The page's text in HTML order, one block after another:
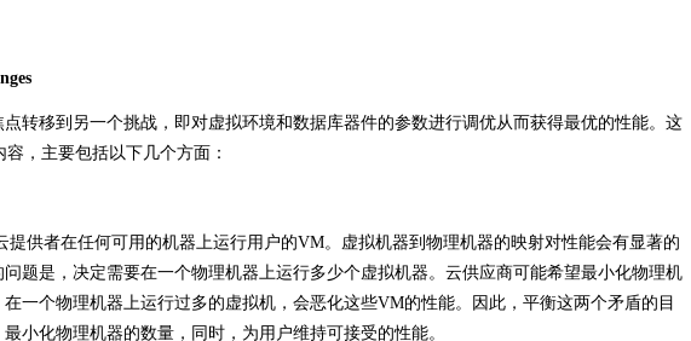
移到另一个挑战，即对虚拟环境和数据库器件的参数进行调优从而获得最优的性能。这
，主要包括以下几个方面：
者在任何可用的机器上运行用户的VM。虚拟机器到物理机器的映射对性能会有显著的
题是，决定需要在一个物理机器上运行多少个虚拟机器。云供应商可能希望最小化物理机
一个物理机器上运行过多的虚拟机，会恶化这些VM的性能。因此，平衡这两个矛盾的目
小化物理机器的数量，同时，为用户维持可接受的性能。